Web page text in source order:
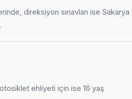
direksiyon sınavları ise Sakarya
ehliyeti için ise 16 yaş